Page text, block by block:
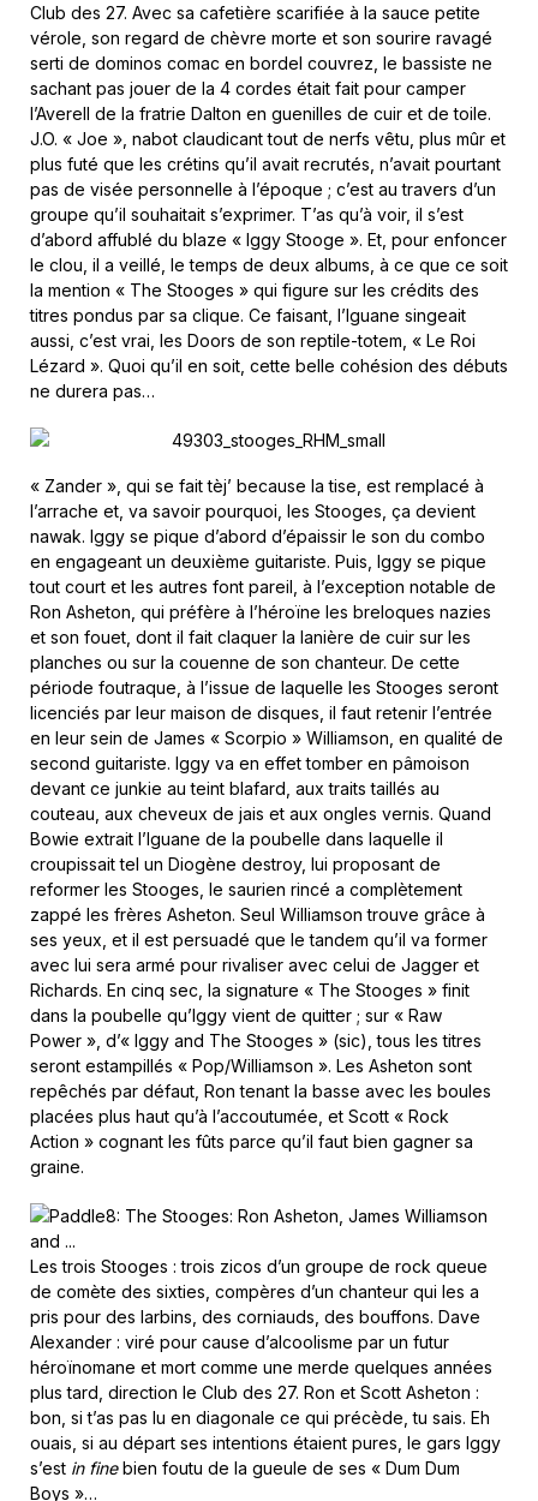
Club des 27. Avec sa cafetière scarifiée à la sauce petite
vérole, son regard de chèvre morte et son sourire ravagé
serti de dominos comac en bordel couvrez, le bassiste ne
sachant pas jouer de la 4 cordes était fait pour camper
l’Averell de la fratrie Dalton en guenilles de cuir et de toile.
J.O. « Joe », nabot claudicant tout de nerfs vêtu, plus mûr et
plus futé que les crétins qu’il avait recrutés, n’avait pourtant
pas de visée personnelle à l’époque ; c’est au travers d’un
groupe qu’il souhaitait s’exprimer. T’as qu’à voir, il s’est
d’abord affublé du blaze « Iggy Stooge ». Et, pour enfoncer
le clou, il a veillé, le temps de deux albums, à ce que ce soit
la mention « The Stooges » qui figure sur les crédits des
titres pondus par sa clique. Ce faisant, l’Iguane singeait
aussi, c’est vrai, les Doors de son reptile-totem, « Le Roi
Lézard ». Quoi qu’il en soit, cette belle cohésion des débuts
ne durera pas…
« Zander », qui se fait tèj’ because la tise, est remplacé à
l’arrache et, va savoir pourquoi, les Stooges, ça devient
nawak. Iggy se pique d’abord d’épaissir le son du combo
en engageant un deuxième guitariste. Puis, Iggy se pique
tout court et les autres font pareil, à l’exception notable de
Ron Asheton, qui préfère à l’héroïne les breloques nazies
et son fouet, dont il fait claquer la lanière de cuir sur les
planches ou sur la couenne de son chanteur. De cette
période foutraque, à l’issue de laquelle les Stooges seront
licenciés par leur maison de disques, il faut retenir l’entrée
en leur sein de James « Scorpio » Williamson, en qualité de
second guitariste. Iggy va en effet tomber en pâmoison
devant ce junkie au teint blafard, aux traits taillés au
couteau, aux cheveux de jais et aux ongles vernis. Quand
Bowie extrait l’Iguane de la poubelle dans laquelle il
croupissait tel un Diogène destroy, lui proposant de
reformer les Stooges, le saurien rincé a complètement
zappé les frères Asheton. Seul Williamson trouve grâce à
ses yeux, et il est persuadé que le tandem qu’il va former
avec lui sera armé pour rivaliser avec celui de Jagger et
Richards. En cinq sec, la signature « The Stooges » finit
dans la poubelle qu’Iggy vient de quitter ; sur « Raw
Power », d’« Iggy and The Stooges » (sic), tous les titres
seront estampillés « Pop/Williamson ». Les Asheton sont
repêchés par défaut, Ron tenant la basse avec les boules
placées plus haut qu’à l’accoutumée, et Scott « Rock
Action » cognant les fûts parce qu’il faut bien gagner sa
graine.
Les trois Stooges : trois zicos d’un groupe de rock queue
de comète des sixties, compères d’un chanteur qui les a
pris pour des larbins, des corniauds, des bouffons. Dave
Alexander : viré pour cause d’alcoolisme par un futur
héroïnomane et mort comme une merde quelques années
plus tard, direction le Club des 27. Ron et Scott Asheton :
bon, si t’as pas lu en diagonale ce qui précède, tu sais. Eh
ouais, si au départ ses intentions étaient pures, le gars Iggy
s’est in finebien foutu de la gueule de ses « Dum Dum
Boys »…